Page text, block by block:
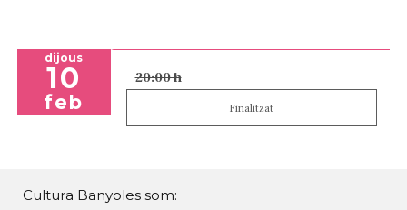
dijous
10
feb
20:00 h
Finalitzat
Cultura Banyoles som: